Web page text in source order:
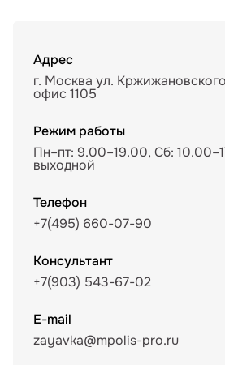
Адрес
г. Москва ул.
офис 1105
Режим работы
Пн–пт: 9.00–19.00, Сб:
выходной
Телефон
+7(495) 660-07-90
Консультант
+7(903) 543-67-02
E-mail
zayavka@mpolis-pro.ru